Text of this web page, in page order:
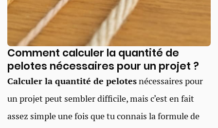
Comment calculer la quantité de
pelotes nécessaires pour un projet ?
Calculer la quantité de pelotesnécessaires pour
un projet peut sembler difficile, mais c’est en fait
assez simple une fois que tu connais la formule de